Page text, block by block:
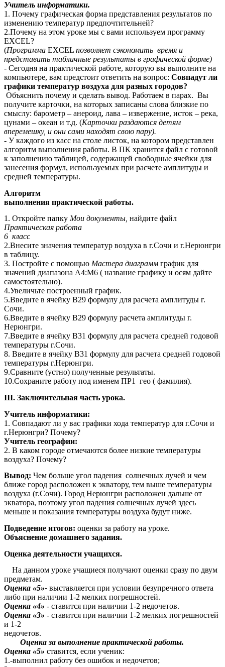
Учитель информатики.
1. Почему графическая форма представления результатов по
изменению температур предпочтительней?
2.Почему на этом уроке мы с вами используем программу
EXCEL?
(Программа EXCEL позволяет сэкономить время и
представить табличные результаты в графической форме)
- Сегодня на практической работе, которую вы выполните на
компьютере, вам предстоит ответить на вопрос: Совпадут ли
графики температур воздуха для разных городов?
Объяснить почему и сделать вывод. Работаем в парах. Вы
получите карточки, на которых записаны слова близкие по
смыслу: барометр – анероид, лава – извержение, исток – река,
цунами – океан и т.д. (Карточки раздаются детям
вперемешку, и они сами находят свою пару).
- У каждого из касс на столе листок, на котором представлен
алгоритм выполнения работы. В ПК хранится файл с готовой
к заполнению таблицей, содержащей свободные ячейки для
занесения формул, используемых при расчете амплитуды и
средней температуры.
Алгоритм
выполнения практической работы.
1. Откройте папку Мои документы, найдите файл
Практическая работа
6 класс
2.Внесите значения температур воздуха в г.Сочи и г.Нерюнгри
в таблицу.
3. Постройте с помощью Мастера диаграмм график для
значений диапазона А4:М6 ( название графику и осям дайте
самостоятельно).
4.Увеличьте построенный график.
5.Введите в ячейку В29 формулу для расчета амплитуды г.
Сочи.
6.Введите в ячейку В29 формулу расчета амплитуды г.
Нерюнгри.
7.Введите в ячейку В31 формулу для расчета средней годовой
температуры г.Сочи.
8. Введите в ячейку В31 формулу для расчета средней годовой
температуры г.Нерюнгри.
9.Сравните (устно) полученные результаты.
10.Сохраните работу под именем ПР1 гео ( фамилия).
III. Заключительная часть урока.
Учитель информатики:
1. Совпадают ли у вас графики хода температур для г.Сочи и
г.Нерюнгри? Почему?
Учитель географии:
2. В каком городе отмечаются более низкие температуры
воздуха? Почему?
Вывод: Чем больше угол падения солнечных лучей и чем
ближе город расположен к экватору, тем выше температуры
воздуха (г.Сочи). Город Нерюнгри расположен дальше от
экватора, поэтому угол падения солнечных лучей здесь
меньше и показания температуры воздуха будут ниже.
Подведение итогов: оценки за работу на уроке.
Объяснение домашнего задания.
Оценка деятельности учащихся.
На данном уроке учащиеся получают оценки сразу по двум
предметам.
Оценка «5»- выставляется при условии безупречного ответа
либо при наличии 1-2 мелких погрешностей.
Оценка «4» - ставится при наличии 1-2 недочетов.
Оценка «3» - ставится при наличии 1-2 мелких погрешностей
и 1-2
недочетов.
Оценка за выполнение практической работы.
Оценка «5» ставится, если ученик:
1.-выполнил работу без ошибок и недочетов;